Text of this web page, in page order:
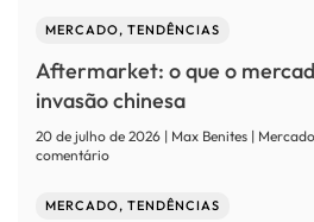
da
como
Inteligência
Artificial
do
MERCADO, TENDÊNCIAS
Aftermarket: o que o
invasão chinesa
20 de julho de 2026 | Max Benites |
comentárioem
que
MERCADO, TENDÊNCIAS